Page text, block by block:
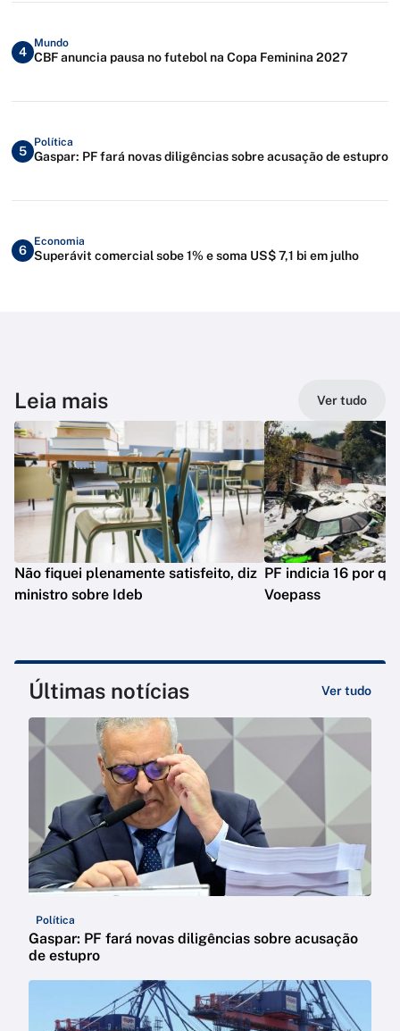
4
Mundo
CBF anuncia pausa no futebol na Copa Feminina 2027
5
Política
Gaspar: PF fará novas diligências sobre acusação de estupro
6
Economia
Superávit comercial sobe 1% e soma US$ 7,1 bi em julho
Leia mais Ver tudo
Não fiquei plenamente satisfeito, diz
ministro sobre Ideb
PF indicia 16 por
Voepass
Últimas notícias Ver tudo
Política
Gaspar: PF fará novas diligências sobre acusação
de estupro